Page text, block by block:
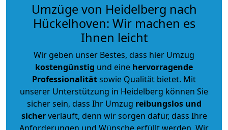
Umzüge von Heidelberg nach
Hückelhoven: Wir machen es
Ihnen leicht
Wir geben unser Bestes, dass hier Umzug
kostengünstig und eine hervorragende
Professionalitätsowie Qualität bietet. Mit
unserer Unterstützung in Heidelberg können Sie
sicher sein, dass Ihr Umzug reibungslos und
sicherverläuft, denn wir sorgen dafür, dass Ihre
Anforderungen und Wünsche erfüllt werden. Wir